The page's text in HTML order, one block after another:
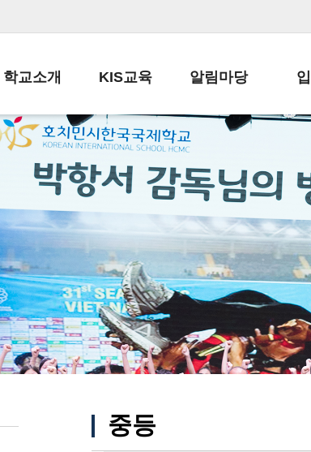
학교소개
학교장인사말
학교상징
학교연혁
교직원현황
학생현황
위치/전화
전경사진
KIS교육
교육목표
학사일정
일과시간표
성과평가자료
알림마당
공지사항
납부금 안내
스쿨버스 운행 안내
급식안내
서식자료실
학부모방
정기고사 기출문제
전
입
교
중등